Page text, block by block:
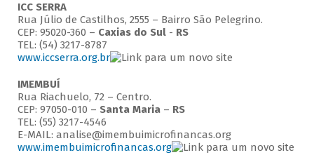
ICC SERRA
Rua Júlio de Castilhos, 2555 – Bairro São Pelegrino.
CEP: 95020-360 – Caxias do Sul- RS
TEL: (54) 3217-8787
www.iccserra.org.br
IMEMBUÍ
Rua Riachuelo, 72 – Centro.
CEP: 97050-010 – Santa Maria– RS
TEL: (55) 3217-4546
E-MAIL: analise@imembuimicrofinancas.org
www.imembuimicrofinancas.org